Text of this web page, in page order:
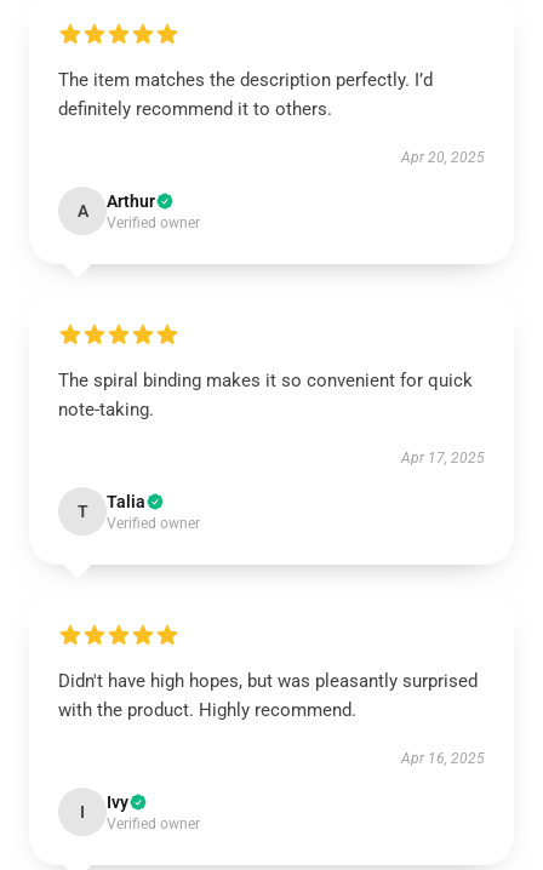
The item matches the description perfectly. I’d
definitely recommend it to others.
Apr 20, 2025
A Arthur
Verified owner
The spiral binding makes it so convenient for quick
note-taking.
Apr 17, 2025
T Talia
Verified owner
Didn't have high hopes, but was pleasantly surprised
with the product. Highly recommend.
Apr 16, 2025
I Ivy
Verified owner